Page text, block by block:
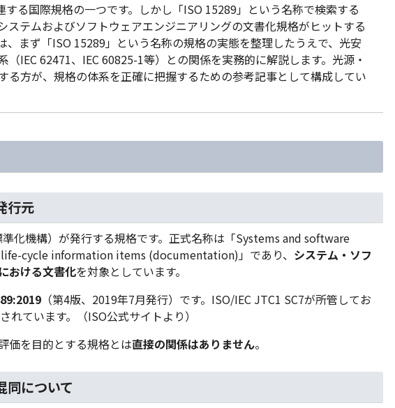
る国際規格の一つです。しかし「ISO 15289」という名称で検索する
ステムおよびソフトウェアエンジニアリングの文書化規格がヒットする
、まず「ISO 15289」という名称の規格の実態を整理したうえで、光安
（IEC 62471、IEC 60825-1等）との関係を実務的に解説します。光源・
る方が、規格の体系を正確に把握するための参考記事として構成してい
行元
化機構）が発行する規格です。正式名称は「Systems and software
cycle information items (documentation)」であり、 システム・ソフ
おける文書化を対象としています。
（第4版、2019年7月発行）です。ISO/IEC JTC1 SC7が所管してお
れています。（ISO公式サイトより）
価を目的とする規格とは直接の関係はありません。
同について